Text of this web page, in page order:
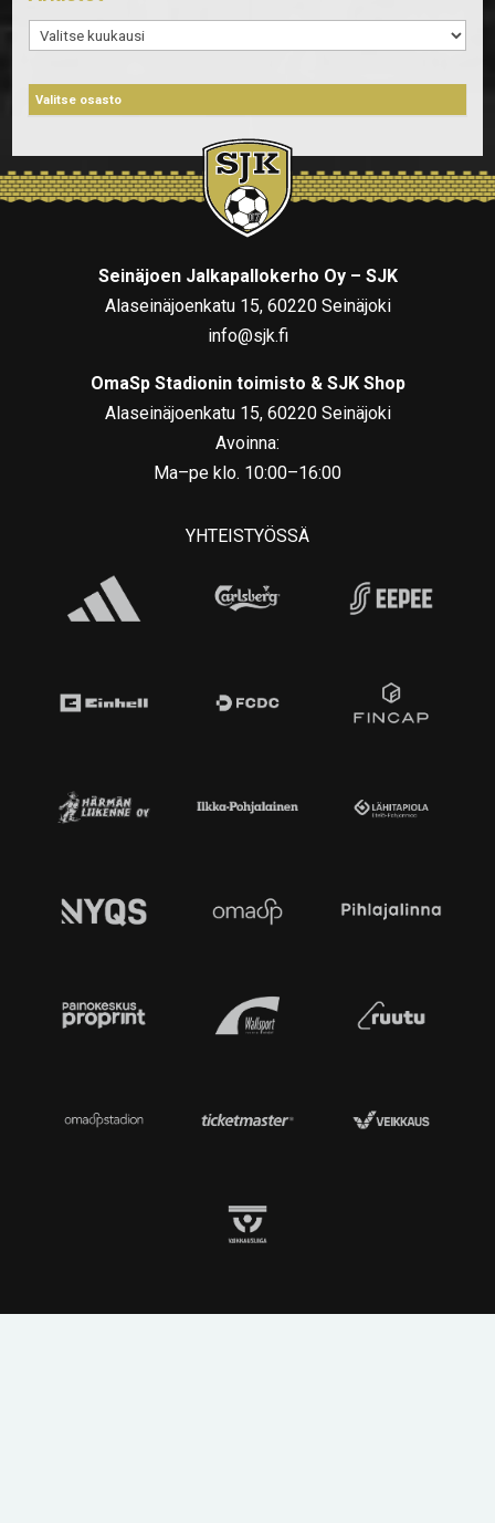
Arkistot
Seinäjoen Jalkapallokerho Oy – SJK
Alaseinäjoenkatu 15, 60220 Seinäjoki
info@sjk.fi
OmaSp Stadionin toimisto & SJK Shop
Alaseinäjoenkatu 15, 60220 Seinäjoki
Avoinna:
Ma–pe klo. 10:00–16:00
YHTEISTYÖSSÄ